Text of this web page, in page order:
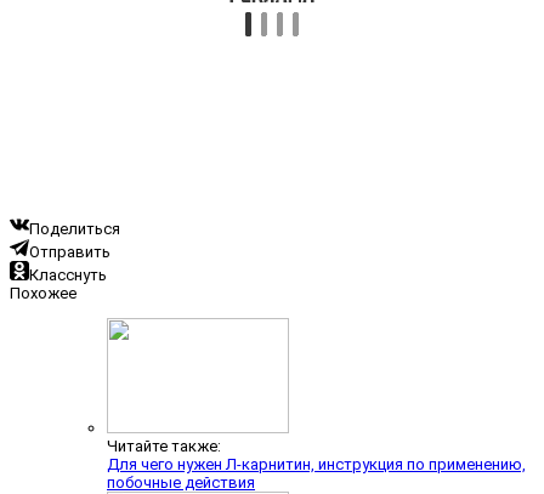
Поделиться
Отправить
Класснуть
Похожее
Читайте также:
Для чего нужен Л-карнитин, инструкция по применению,
побочные действия